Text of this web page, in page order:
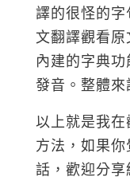
譯的很怪的
文翻譯觀看
內建的字典
發音。整體
以上就是我
方法，如果
話，歡迎分